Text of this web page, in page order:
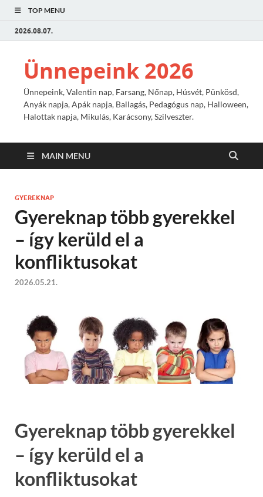
TOP MENU
2026.08.07.
Ünnepeink 2026
Ünnepeink, Valentin nap, Farsang, Nőnap, Húsvét, Pünkösd,
Anyák napja, Apák napja, Ballagás, Pedagógus nap, Halloween,
Halottak napja, Mikulás, Karácsony, Szilveszter.
MAIN MENU
GYEREKNAP
Gyereknap több gyerekkel
– így kerüld el a
konfliktusokat
2026.05.21.
Gyereknap több gyerekkel
– így kerüld el a
konfliktusokat